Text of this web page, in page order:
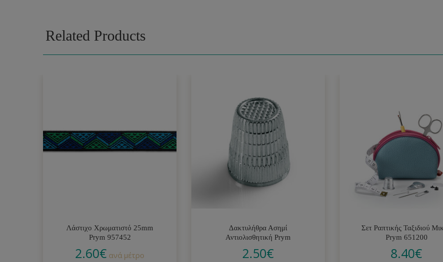
Related Products
Λάστιχο Χρωματιστό 25mm
Prym 957452
2.60€ ανά μέτρο
Δακτυλήθρα Ασημί
Αντιολισθητική Prym
2.50€
Σετ Ραπτικής Ταξιδιού
Prym 651200
8.40€